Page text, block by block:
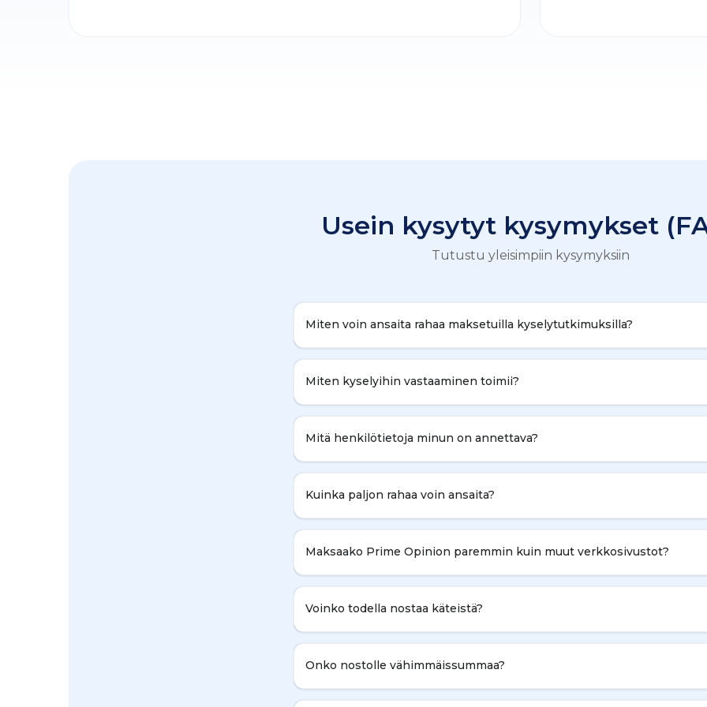
Usein kysytyt kysymykset
Tutustu yleisimpiin kysymyksiin
Miten voin ansaita rahaa maksetuilla kyselytutkimuksilla?
Miten kyselyihin vastaaminen toimii?
Mitä henkilötietoja minun on annettava?
Kuinka paljon rahaa voin ansaita?
Maksaako Prime Opinion paremmin kuin muut verkkosivustot?
Voinko todella nostaa käteistä?
Onko nostolle vähimmäissummaa?